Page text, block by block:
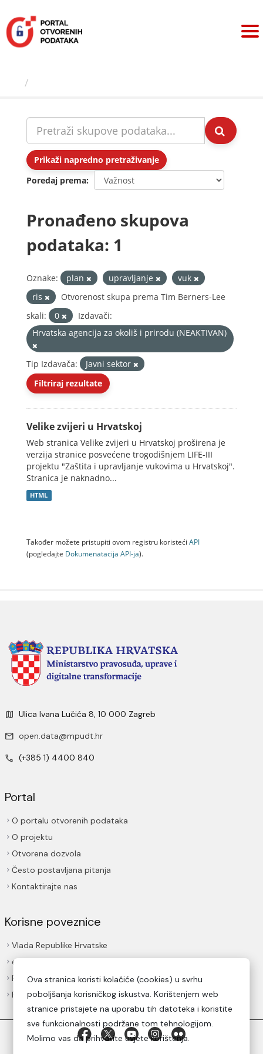
sadržaj
Prikaži napredno pretraživanje
Poredaj prema
Pronađeno skupova
podataka: 1
Oznake: plan upravljanje
vuk
ris
Otvorenost skupa prema Tim Berners-Lee
skali:
0
Izdavači:
Hrvatska agencija za okoliš i prirodu (NEAKTIVAN)
Tip Izdavača:
Javni sektor
Filtriraj rezultate
Velike zvijeri u Hrvatskoj
Web stranica Velike zvijeri u Hrvatskoj proširena je
verzija stranice posvećene trogodišnjem LIFE-III
projektu "Zaštita i upravljanje vukovima u Hrvatskoj".
Stranica je naknadno...
HTML
Također možete pristupiti ovom registru koristeći API
(pogledajte Dokumenаtаcijа API-jа).